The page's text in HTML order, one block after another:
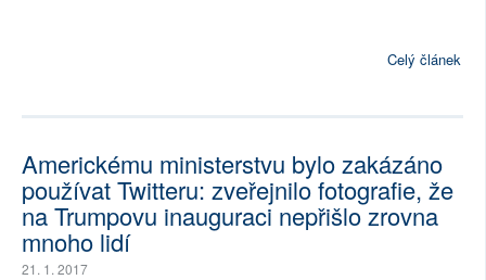
Celý článek
Americkému ministerstvu bylo zakázáno
používat Twitteru: zveřejnilo fotografie, že
na Trumpovu inauguraci nepřišlo zrovna
mnoho lidí
21. 1. 2017